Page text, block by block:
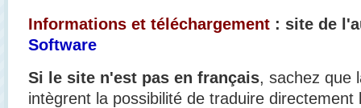
Informations et téléchargement : site de
Software
Si le site n'est pas en français, sachez que
intègrent la possibilité de traduire directement